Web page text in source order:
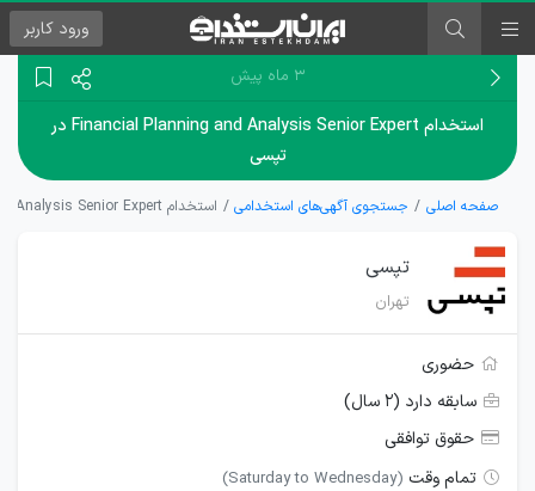
ورود کاربر
۳ ماه پیش
استخدام Financial Planning and Analysis Senior Expert در
تپسی
صفحه اصلی جستجوی آگهی‌های استخدامی استخدام Financial Planning and Analysis Senior Expert در تپسی
تپسی
تهران
حضوری
سابقه دارد (۲ سال)
حقوق توافقی
تمام وقت (Saturday to Wednesday)